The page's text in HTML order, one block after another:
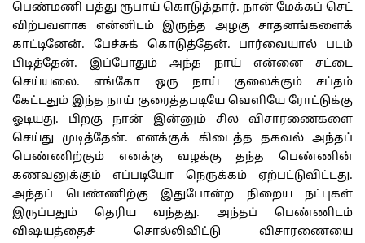
பெண்மணி பத்து ரூபாய் கொடுத்தார். நான் மேக்கப் செட்
விற்பவளாக என்னிடம் இருந்த அழகு சாதனங்களைக்
காட்டினேன். பேச்சுக் கொடுத்தேன். பார்வையால் படம்
பிடித்தேன். இப்போதும் அந்த நாய் என்னை சட்டை
செய்யலை. எங்கோ ஒரு நாய் குலைக்கும் சப்தம்
கேட்டதும் இந்த நாய் குரைத்தபடியே வெளியே ரோட்டுக்கு
ஓடியது. பிறகு நான் இன்னும் சில விசாரணைகளை
செய்து முடித்தேன். எனக்குக் கிடைத்த தகவல் அந்தப்
பெண்ணிற்கும் எனக்கு வழக்கு தந்த பெண்ணின்
கணவனுக்கும் எப்படியோ நெருக்கம் ஏற்பட்டுவிட்டது.
அந்தப் பெண்ணிற்கு இதுபோன்ற நிறைய நட்புகள்
இருப்பதும் தெரிய வந்தது. அந்தப் பெண்ணிடம்
விஷயத்தைச் சொல்லிவிட்டு விசாரணையை